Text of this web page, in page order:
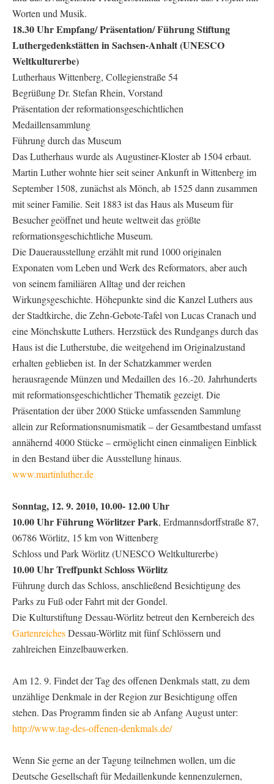
Worten und Musik.
18.30 Uhr Empfang/ Präsentation/ Führung Stiftung
Luthergedenkstätten in Sachsen-Anhalt (UNESCO
Weltkulturerbe)
Lutherhaus Wittenberg, Collegienstraße 54
Begrüßung Dr. Stefan Rhein, Vorstand
Präsentation der reformationsgeschichtlichen
Medaillensammlung
Führung durch das Museum
Das Lutherhaus wurde als Augustiner-Kloster ab 1504 erbaut.
Martin Luther wohnte hier seit seiner Ankunft in Wittenberg im
September 1508, zunächst als Mönch, ab 1525 dann zusammen
mit seiner Familie. Seit 1883 ist das Haus als Museum für
Besucher geöffnet und heute weltweit das größte
reformationsgeschichtliche Museum.
Die Dauerausstellung erzählt mit rund 1000 originalen
Exponaten vom Leben und Werk des Reformators, aber auch
von seinem familiären Alltag und der reichen
Wirkungsgeschichte. Höhepunkte sind die Kanzel Luthers aus
der Stadtkirche, die Zehn-Gebote-Tafel von Lucas Cranach und
eine Mönchskutte Luthers. Herzstück des Rundgangs durch das
Haus ist die Lutherstube, die weitgehend im Originalzustand
erhalten geblieben ist. In der Schatzkammer werden
herausragende Münzen und Medaillen des 16.-20. Jahrhunderts
mit reformationsgeschichtlicher Thematik gezeigt. Die
Präsentation der über 2000 Stücke umfassenden Sammlung
allein zur Reformationsnumismatik – der Gesamtbestand umfasst
annähernd 4000 Stücke – ermöglicht einen einmaligen Einblick
in den Bestand über die Ausstellung hinaus.
www.martinluther.de
Sonntag, 12. 9. 2010, 10.00- 12.00 Uhr
10.00 Uhr Führung Wörlitzer Park, Erdmannsdorffstraße 87,
06786 Wörlitz, 15 km von Wittenberg
Schloss und Park Wörlitz (UNESCO Weltkulturerbe)
10.00 Uhr Treffpunkt Schloss Wörlitz
Führung durch das Schloss, anschließend Besichtigung des
Parks zu Fuß oder Fahrt mit der Gondel.
Die Kulturstiftung Dessau-Wörlitz betreut den Kernbereich des
GartenreichesDessau-Wörlitz mit fünf Schlössern und
zahlreichen Einzelbauwerken.
Am 12. 9. Findet der Tag des offenen Denkmals statt, zu dem
unzählige Denkmale in der Region zur Besichtigung offen
stehen. Das Programm finden sie ab Anfang August unter:
http://www.tag-des-offenen-denkmals.de/
Wenn Sie gerne an der Tagung teilnehmen wollen, um die
Deutsche Gesellschaft für Medaillenkunde kennenzulernen,